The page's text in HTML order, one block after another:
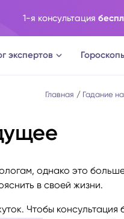
1-я консультация
экспертов
Овен
Главная Гадание
однако это больше
в своей жизни.
Чтобы консультация